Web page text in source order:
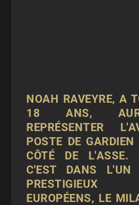
NOAH RAVEYRE, A
18 ANS,
REPRÉSENTER
POSTE DE
CÔTÉ DE L'ASSE.
C'EST DANS L'UN
EUROPÉENS, LE